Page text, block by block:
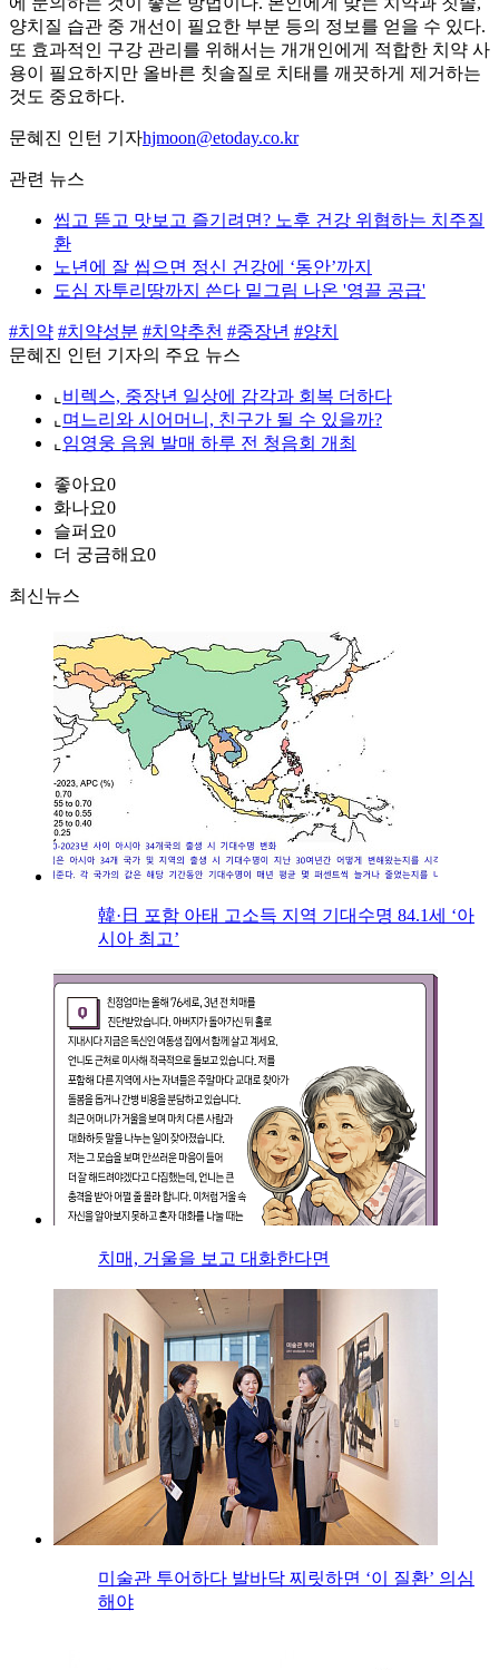
양치질 습관 중 개선이 필요한 부분 등의 정보를 얻을 수 있다.
또 효과적인 구강 관리를 위해서는 개개인에게 적합한 치약 사
용이 필요하지만 올바른 칫솔질로 치태를 깨끗하게 제거하는
것도 중요하다.
문혜진 인턴 기자hjmoon@etoday.co.kr
관련 뉴스
씹고 뜯고 맛보고 즐기려면? 노후 건강 위협하는 치주질
환
노년에 잘 씹으면 정신 건강에 ‘동안’까지
도심 자투리땅까지 쓴다 밑그림 나온 '영끌 공급'
#치약 #치약성분 #치약추천 #중장년 #양치
문혜진 인턴 기자의 주요 뉴스
⌞ 비렉스, 중장년 일상에 감각과 회복 더하다
⌞ 며느리와 시어머니, 친구가 될 수 있을까?
⌞ 임영웅 음원 발매 하루 전 청음회 개최
좋아요0
화나요0
슬퍼요0
더 궁금해요0
최신뉴스
韓·日 포함 아태 고소득 지역 기대수명 84.1세 ‘아
시아 최고’
치매, 거울을 보고 대화한다면
미술관 투어하다 발바닥 찌릿하면 ‘이 질환’ 의심
해야